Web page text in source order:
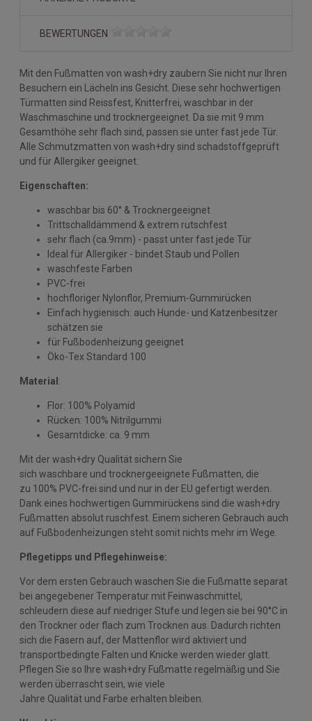
BEWERTUNGEN
Mit den Fußmatten von wash+dry zaubern Sie nicht nur Ihren
Besuchern ein Lächeln ins Gesicht. Diese sehr hochwertigen
Türmatten sind Reissfest, Knitterfrei, waschbar in der
Waschmaschine und trocknergeeignet. Da sie mit 9 mm
Gesamthöhe sehr flach sind, passen sie unter fast jede Tür.
Alle Schmutzmatten von wash+dry sind schadstoffgeprüft
und für Allergiker geeignet.
Eigenschaften:
waschbar bis 60° & Trocknergeeignet
Trittschalldämmend & extrem rutschfest
sehr flach (ca.9mm) - passt unter fast jede Tür
Ideal für Allergiker - bindet Staub und Pollen
waschfeste Farben
PVC-frei
hochfloriger Nylonflor, Premium-Gummirücken
Einfach hygienisch: auch Hunde- und Katzenbesitzer
schätzen sie
für Fußbodenheizung geeignet
Öko-Tex Standard 100
Material :
Flor: 100% Polyamid
Rücken: 100% Nitrilgummi
Gesamtdicke: ca. 9 mm
Mit der wash+dry Qualität sichern Sie
sich waschbare und trocknergeeignete Fußmatten, die
zu 100% PVC-frei sind und nur in der EU gefertigt werden.
Dank eines hochwertigen Gummirückens sind die wash+dry
Fußmatten absolut ruschfest. Einem sicheren Gebrauch auch
auf Fußbodenheizungen steht somit nichts mehr im Wege.
Pflegetipps und Pflegehinweise:
Vor dem ersten Gebrauch waschen Sie die Fußmatte separat
bei angegebener Temperatur mit Feinwaschmittel,
schleudern diese auf niedriger Stufe und legen sie bei 90°C in
den Trockner oder flach zum Trocknen aus. Dadurch richten
sich die Fasern auf, der Mattenflor wird aktiviert und
transportbedingte Falten und Knicke werden wieder glatt.
Pflegen Sie so Ihre wash+dry Fußmatte regelmäßig und Sie
werden überrascht sein, wie viele
Jahre Qualität und Farbe erhalten bleiben.